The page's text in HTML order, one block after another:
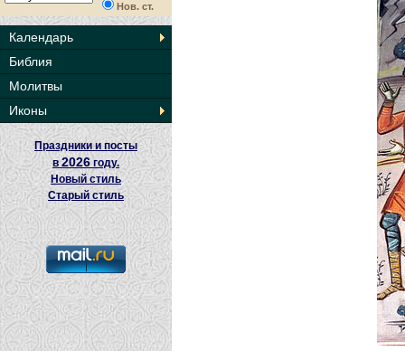
Нов. ст.
Календарь
Библия
Молитвы
Иконы
Праздники и посты
в2026 году.
Новый стиль
Старый стиль